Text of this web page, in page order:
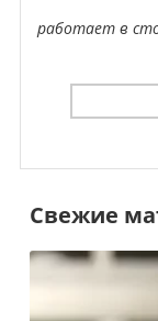
работает в
Свежие